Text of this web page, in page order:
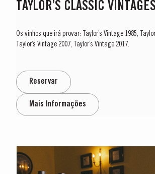
TAYLOR’S CLASSIC VINTAGES
Os vinhos que irá provar: Taylor’s Vintage 1985,
Taylor’s Vintage 2007, Taylor’s Vintage 2017.
Reservar
Mais Informações